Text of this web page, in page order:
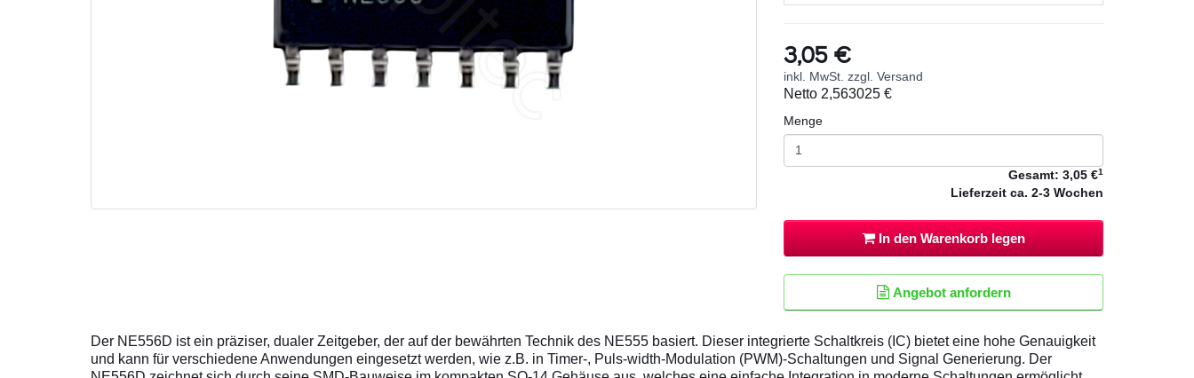
3,05 €
inkl. MwSt. zzgl. Versand
Netto 2,563025 €
Menge
Gesamt: 3,05 €1
Lieferzeit ca. 2-3 Wochen
In den Warenkorb legen
Angebot anfordern
Der NE556D ist ein präziser, dualer Zeitgeber, der auf der bewährten Technik des NE555 basiert. Dieser integrierte Schaltkreis (IC) bietet eine hohe Genauigkeit
und kann für verschiedene Anwendungen eingesetzt werden, wie z.B. in Timer-, Puls-width-Modulation (PWM)-Schaltungen und Signal Generierung. Der